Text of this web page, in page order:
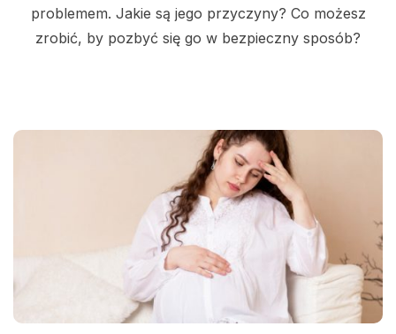
problemem. Jakie są jego przyczyny? Co możesz
zrobić, by pozbyć się go w bezpieczny sposób?